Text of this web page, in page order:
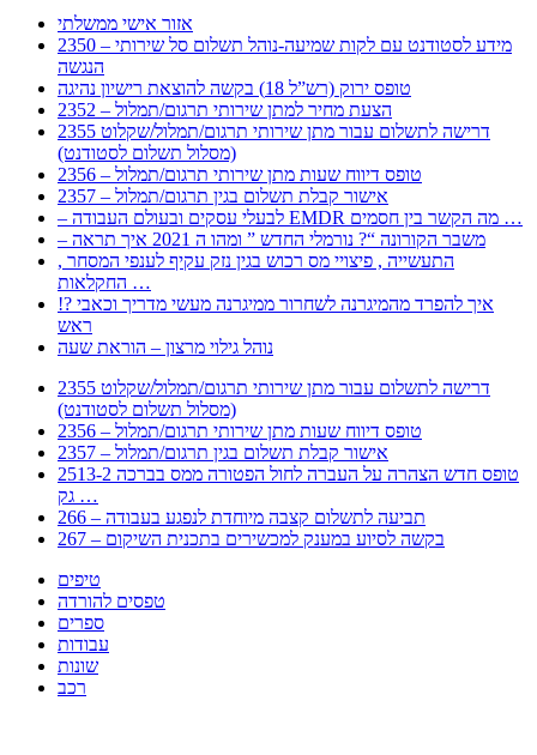
אזור אישי ממשלתי
2350 – מידע לסטודנט עם לקות שמיעה-נוהל תשלום סל שירותי
הנגשה
טופס ירוק (רש”ל 18) בקשה להוצאת רישיון נהיגה
2352 – הצעת מחיר למתן שירותי תרגום/תמלול
2355 דרישה לתשלום עבור מתן שירותי תרגום/תמלול/שקלוט
(מסלול תשלום לסטודנט)
2356 – טופס דיווח שעות מתן שירותי תרגום/תמלול
2357 – אישור קבלת תשלום בגין תרגום/תמלול
– לבעלי עסקים ובעולם העבודה EMDR מה הקשר בין חסמים …
– משבר הקורונה “? נורמלי החדש ” ומהו ה 2021 איך תראה
, התעשייה , פיצויי מס רכוש בגין נזק עקיף לענפי המסחר
החקלאות …
!? איך להפרד מהמיגרנה לשחרור ממיגרנה מעשי מדריך וכאבי
ראש
נוהל גילוי מרצון – הוראת שעה
2355 דרישה לתשלום עבור מתן שירותי תרגום/תמלול/שקלוט
(מסלול תשלום לסטודנט)
2356 – טופס דיווח שעות מתן שירותי תרגום/תמלול
2357 – אישור קבלת תשלום בגין תרגום/תמלול
2513-2 טופס חדש הצהרה על העברה לחול הפטורה ממס בברכה
גק …
266 – תביעה לתשלום קצבה מיוחדת לנפגע בעבודה
267 – בקשה לסיוע במענק למכשירים בתכנית השיקום
טיפים
טפסים להורדה
ספרים
עבודות
שונות
רכב